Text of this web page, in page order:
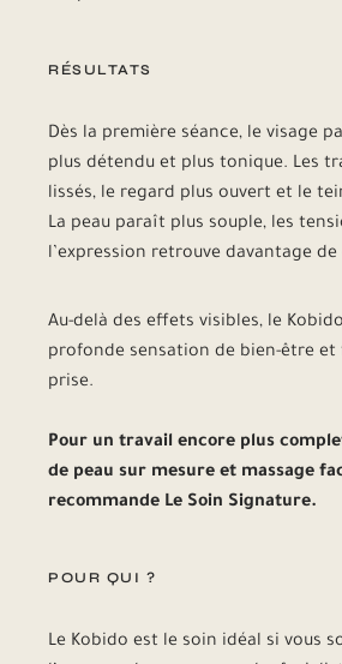
RÉSULTATS
Dès la première séance, le visage
plus détendu et plus tonique. Les
lissés, le regard plus ouvert et le
La peau paraît plus souple, les
l’expression retrouve davantage de
Au-delà des effets visibles, le
profonde sensation de bien-être et
prise.
Pour un travail encore plus
de peau sur mesure et massage
recommande Le Soin Signature.
POUR QUI ?
Le Kobido est le soin idéal si vous